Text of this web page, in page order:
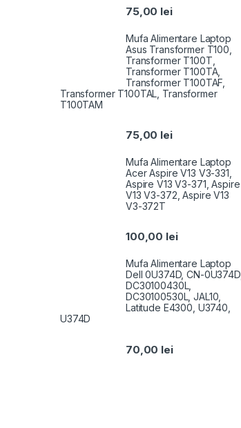
75,00 lei
Mufa Alimentare Laptop
Asus Transformer T100,
Transformer T100T,
Transformer T100TA,
Transformer T100TAF,
Transformer T100TAL, Transformer
T100TAM
75,00 lei
Mufa Alimentare Laptop
Acer Aspire V13 V3-331,
Aspire V13 V3-371, Aspire
V13 V3-372, Aspire V13
V3-372T
100,00 lei
Mufa Alimentare Laptop
Dell 0U374D, CN-0U374D,
DC30100430L,
DC30100530L, JAL10,
Latitude E4300, U3740,
U374D
70,00 lei